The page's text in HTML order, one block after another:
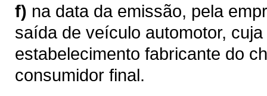
f) na data da emissão, pela
saída de veículo automotor,
estabelecimento fabricante do
consumidor final.